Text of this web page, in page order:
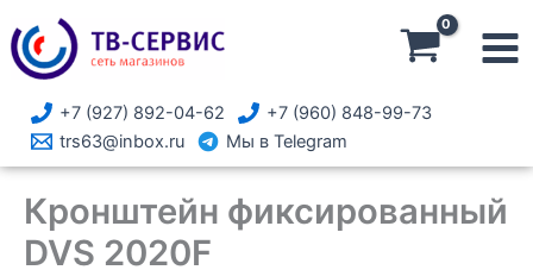
Перейти
содержимому
+7 (927) 892-04-62
+7 (960) 848-99-73
trs63@inbox.ru
Мы в Telegram
Кронштейн фиксированный
DVS 2020F
фиксированный
DVS
2020F